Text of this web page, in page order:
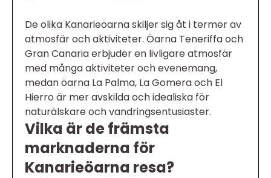
De olika Kanarieöarna skiljer sig åt i termer av
atmosfär och aktiviteter. Öarna Teneriffa och
Gran Canaria erbjuder en livligare atmosfär
med många aktiviteter och evenemang,
medan öarna La Palma, La Gomera och El
Hierro är mer avskilda och idealiska för
naturälskare och vandringsentusiaster.
Vilka är de främsta
marknaderna för
Kanarieöarna resa?